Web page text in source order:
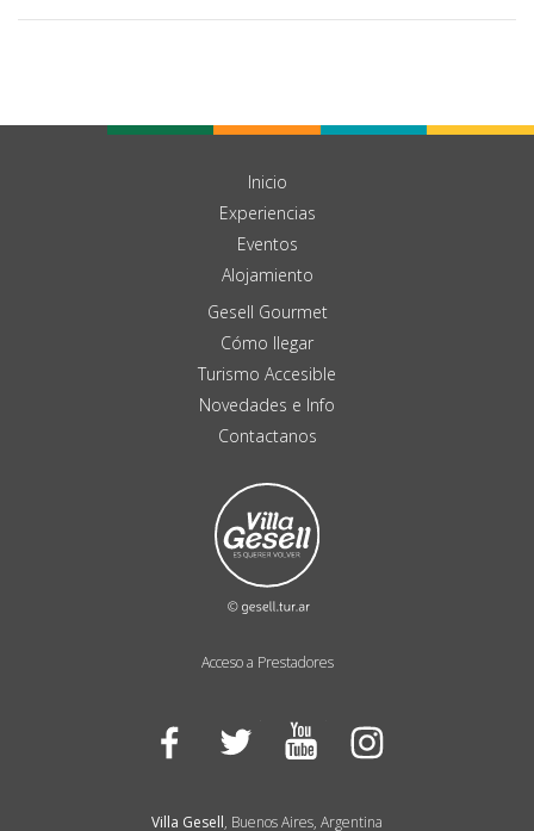
Acceso a Prestadores
Inicio
Experiencias
Eventos
Alojamiento
Gesell Gourmet
Cómo llegar
Turismo Accesible
Novedades e Info
Contactanos
Facebook Twitter YouTube
Villa Gesell, Buenos Aires, Argentina